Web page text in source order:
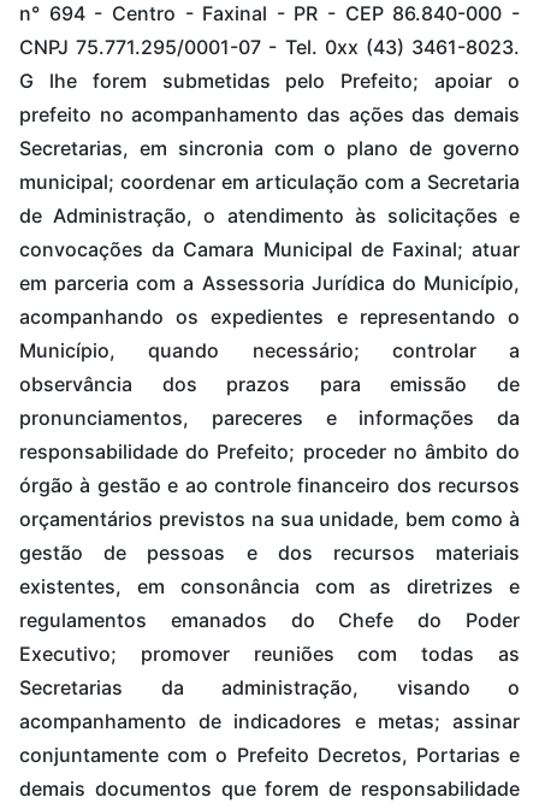
n° 694 - Centro - Faxinal - PR - CEP 86.840-000 -
CNPJ 75.771.295/0001-07 - Tel. 0xx (43) 3461-8023.
G lhe forem submetidas pelo Prefeito; apoiar o
prefeito no acompanhamento das ações das demais
Secretarias, em sincronia com o plano de governo
municipal; coordenar em articulação com a Secretaria
de Administração, o atendimento às solicitações e
convocações da Camara Municipal de Faxinal; atuar
em parceria com a Assessoria Jurídica do Município,
acompanhando os expedientes e representando o
Município, quando necessário; controlar a
observância dos prazos para emissão de
pronunciamentos, pareceres e informações da
responsabilidade do Prefeito; proceder no âmbito do
órgão à gestão e ao controle financeiro dos recursos
orçamentários previstos na sua unidade, bem como à
gestão de pessoas e dos recursos materiais
existentes, em consonância com as diretrizes e
regulamentos emanados do Chefe do Poder
Executivo; promover reuniões com todas as
Secretarias da administração, visando o
acompanhamento de indicadores e metas; assinar
conjuntamente com o Prefeito Decretos, Portarias e
demais documentos que forem de responsabilidade